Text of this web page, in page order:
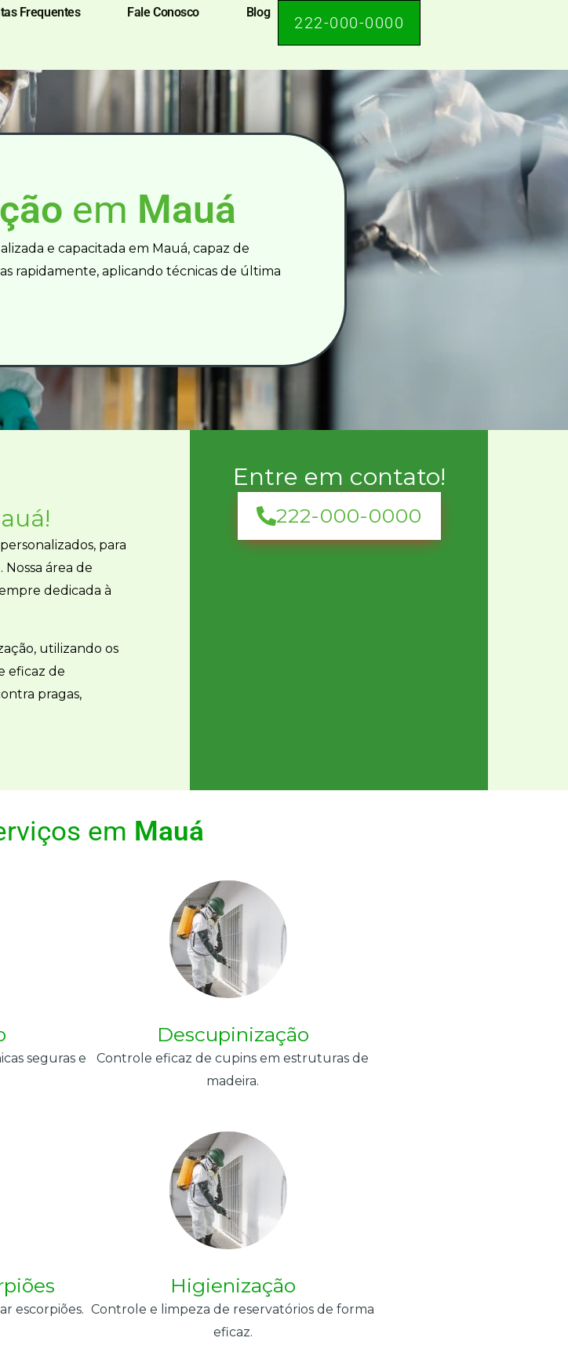
Frequentes Fale Conosco Blog
222-000-0000
em Mauá
e capacitada em Mauá, capaz de
rapidamente, aplicando técnicas de última
para
área de
dedicada à
utilizando os
eficaz de
pragas,
Entre em contato!
222-000-0000
em Mauá
seguras e
Descupinização
Controle eficaz de cupins em estruturas de
madeira.
escorpiões.
Higienização
Controle e limpeza de reservatórios de forma
eficaz.